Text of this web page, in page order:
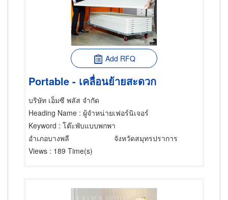
Add RFQ
Portable - เคลื่อนย้ายสะดวก
บริษัท เอ็มซี พลัส จำกัด
Heading Name : ผู้จำหน่ายเฟอร์นิเจอร์
Keyword : โต๊ะพับแบบพกพา
อำเภอบางพลี
จังหวัดสมุทรปราการ
Views : 189 Time(s)